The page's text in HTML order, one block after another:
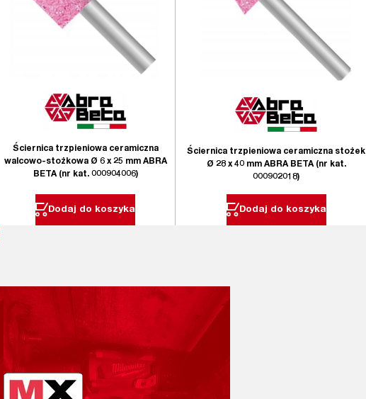
Ściernica trzpieniowa ceramiczna
walcowo-stożkowa Ø 6 x 25 mm ABRA
BETA (nr kat. 000904006)
Dodaj do koszyka
Ściernica trzpieniowa ceramiczna stożek
Ø 28 x 40 mm ABRA BETA (nr kat.
000902018)
Dodaj do koszyka